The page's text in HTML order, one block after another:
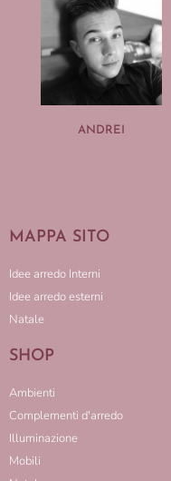
ANDREI
MAPPA SITO
Idee arredo Interni
Idee arredo esterni
Natale
SHOP
Ambienti
Complementi d'arredo
Illuminazione
Mobili